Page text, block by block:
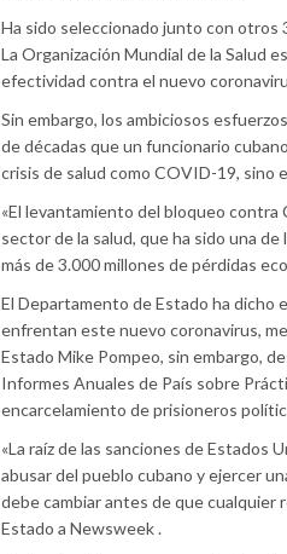
Ha sido seleccionado junto con otros
La Organización Mundial de la Salud
efectividad contra el nuevo
Sin embargo, los ambiciosos
de décadas que un funcionario
crisis de salud como COVID-19, sino
«El levantamiento del bloqueo
sector de la salud, que ha sido una
más de 3.000 millones de pérdidas
El Departamento de Estado ha dicho
enfrentan este nuevo coronavirus,
Estado Mike Pompeo, sin embargo,
Informes Anuales de País sobre
encarcelamiento de prisioneros
«La raíz de las sanciones de Estados
abusar del pueblo cubano y ejercer
debe cambiar antes de que cualquier
Estado a Newsweek .